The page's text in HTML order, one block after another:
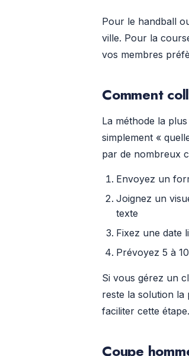
Pour le handball
ville. Pour la
vos membres
Comment
La méthode la
simplement «
par de nombreux
Envoyez un
Joignez un
texte
Fixez une date
Prévoyez 5 à
Si vous gérez un
reste la solution la
faciliter cette étape.
Coupe